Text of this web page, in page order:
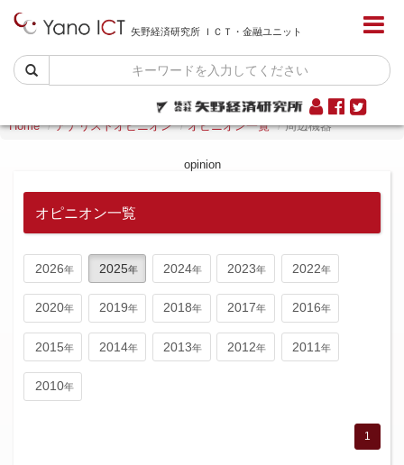
矢野経済研究所 ＩＣＴ・金融ユニット
Home アナリストオピニオン オピニオン一覧 周辺機器
opinion
オピニオン一覧
2026 2025 2024 2023 2022
2020 2019 2018 2017 2016
2015 2014 2013 2012 2011
2010
1